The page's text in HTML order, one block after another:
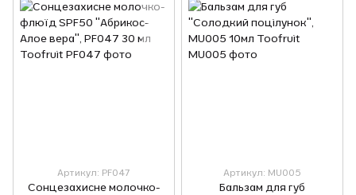
Артикул: PF047
Сонцезахисне молочко-
Артикул: MU005
Бальзам для губ